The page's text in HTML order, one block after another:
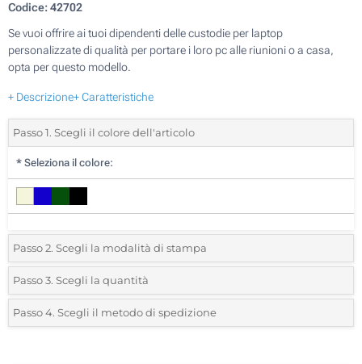
Codice:42702
Se vuoi offrire ai tuoi dipendenti delle custodie per laptop
personalizzate di qualità per portare i loro pc alle riunioni o a casa,
opta per questo modello.
+ Descrizione+ Caratteristiche
Passo 1. Scegli il colore dell'articolo
* Seleziona il colore:
Passo 2. Scegli la modalità di stampa
*Seleziona la posizione di stampa e il colore del vostro logo:
1 Colore (Su un lato)
Passo 3. Scegli la quantità
*Quantità desiderata:
Passo 4. Scegli il metodo di spedizione